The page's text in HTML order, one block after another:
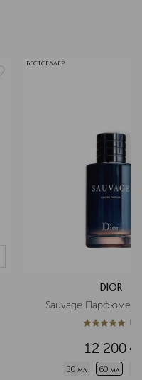
БЕСТСЕЛЛЕР
DIOR
Sauvage
5из 51 (
12 200 ¤
30 мл 60 мл